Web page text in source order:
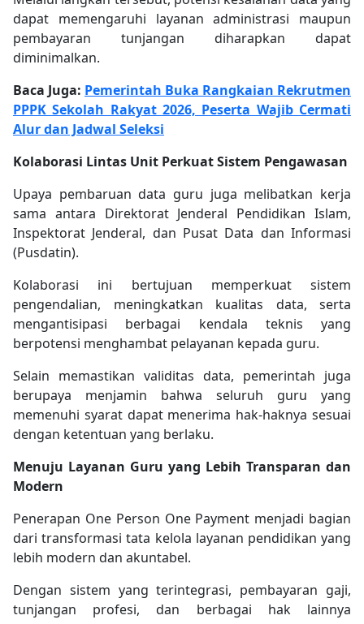
dapat memengaruhi layanan administrasi maupun
pembayaran tunjangan diharapkan dapat
diminimalkan.
Baca Juga: Pemerintah Buka Rangkaian Rekrutmen
PPPK Sekolah Rakyat 2026, Peserta Wajib Cermati
Alur dan Jadwal Seleksi
Kolaborasi Lintas Unit Perkuat Sistem Pengawasan
Upaya pembaruan data guru juga melibatkan kerja
sama antara Direktorat Jenderal Pendidikan Islam,
Inspektorat Jenderal, dan Pusat Data dan Informasi
(Pusdatin).
Kolaborasi ini bertujuan memperkuat sistem
pengendalian, meningkatkan kualitas data, serta
mengantisipasi berbagai kendala teknis yang
berpotensi menghambat pelayanan kepada guru.
Selain memastikan validitas data, pemerintah juga
berupaya menjamin bahwa seluruh guru yang
memenuhi syarat dapat menerima hak-haknya sesuai
dengan ketentuan yang berlaku.
Menuju Layanan Guru yang Lebih Transparan dan
Modern
Penerapan One Person One Payment menjadi bagian
dari transformasi tata kelola layanan pendidikan yang
lebih modern dan akuntabel.
Dengan sistem yang terintegrasi, pembayaran gaji,
tunjangan profesi, dan berbagai hak lainnya